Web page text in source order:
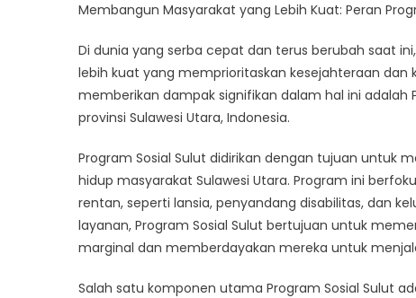
yang
Kuat:
Peran
Program
dalam
Sosial
Membangun Masyarakat yang Lebih Kuat: Peran
Di dunia yang serba cepat dan terus berubah saat
lebih kuat yang memprioritaskan kesejahteraan dan
memberikan dampak signifikan dalam hal ini adalah
provinsi Sulawesi Utara, Indonesia.
Program Sosial Sulut didirikan dengan tujuan untuk
hidup masyarakat Sulawesi Utara. Program ini
rentan, seperti lansia, penyandang disabilitas, dan
layanan, Program Sosial Sulut bertujuan untuk
marginal dan memberdayakan mereka untuk
Salah satu komponen utama Program Sosial Sulut